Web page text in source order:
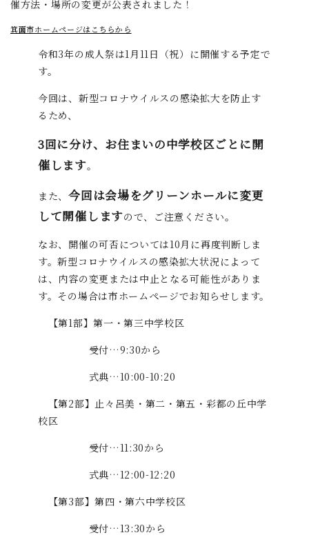
催方法・場所の変更が公表されました！
箕面市ホームページはこちらから
令和3年の成人祭は1月11日（祝）に開催する予定で
す。
今回は、新型コロナウイルスの感染拡大を防止す
るため、
3回に分け、お住まいの中学校区ごとに開
催します。
また、今回は会場をグリーンホールに変更
して開催しますので、ご注意ください。
なお、開催の可否については10月に再度判断しま
す。新型コロナウイルスの感染拡大状況によって
は、内容の変更または中止となる可能性がありま
す。その場合は市ホームページでお知らせします。
【第1部】第一・第三中学校区
受付…9:30から
式典…10:00-10:20
【第2部】止々呂美・第二・第五・彩都の丘中学
校区
受付…11:30から
式典…12:00-12:20
【第3部】第四・第六中学校区
受付…13:30から